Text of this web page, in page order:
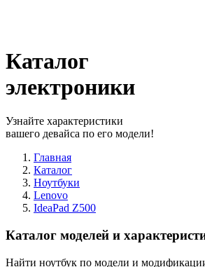
Каталог
электроники
Узнайте характеристики
вашего девайса по его модели!
Главная
Каталог
Ноутбуки
Lenovo
IdeaPad Z500
Каталог моделей и
Найти ноутбук по модели и